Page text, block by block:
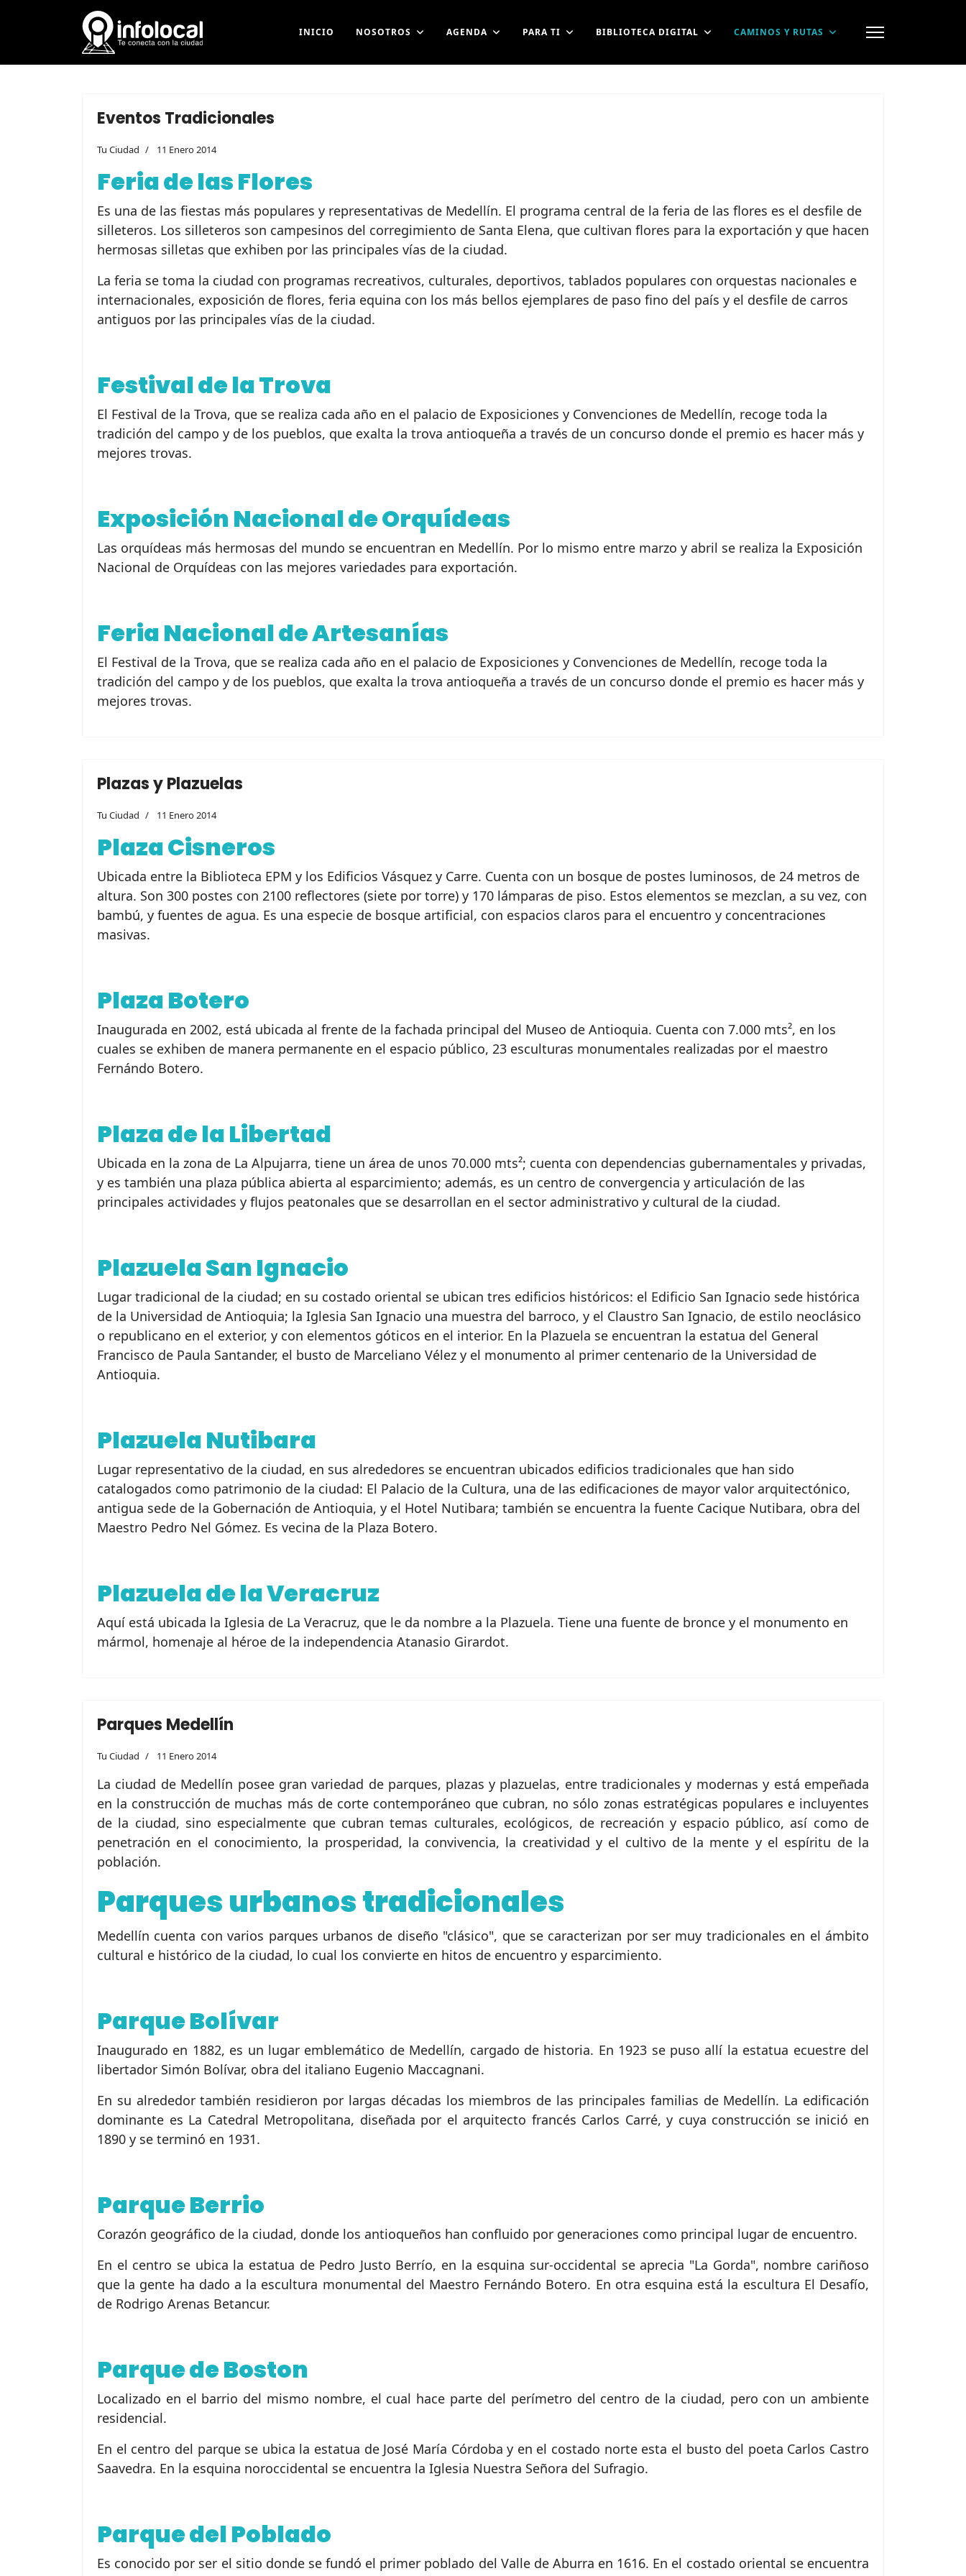
INICIO NOSOTROS AGENDA PARA TI BIBLIOTECA DIGITAL CAMINOS Y RUTAS
Eventos Tradicionales
Tu Ciudad 11 Enero 2014
Feria de las Flores
Es una de las fiestas más populares y representativas de Medellín. El programa central de la feria de las flores es el desfile de
silleteros. Los silleteros son campesinos del corregimiento de Santa Elena, que cultivan flores para la exportación y que hacen
hermosas silletas que exhiben por las principales vías de la ciudad.
La feria se toma la ciudad con programas recreativos, culturales, deportivos, tablados populares con orquestas nacionales e
internacionales, exposición de flores, feria equina con los más bellos ejemplares de paso fino del país y el desfile de carros
antiguos por las principales vías de la ciudad.
Festival de la Trova
El Festival de la Trova, que se realiza cada año en el palacio de Exposiciones y Convenciones de Medellín, recoge toda la
tradición del campo y de los pueblos, que exalta la trova antioqueña a través de un concurso donde el premio es hacer más y
mejores trovas.
Exposición Nacional de Orquídeas
Las orquídeas más hermosas del mundo se encuentran en Medellín. Por lo mismo entre marzo y abril se realiza la Exposición
Nacional de Orquídeas con las mejores variedades para exportación.
Feria Nacional de Artesanías
El Festival de la Trova, que se realiza cada año en el palacio de Exposiciones y Convenciones de Medellín, recoge toda la
tradición del campo y de los pueblos, que exalta la trova antioqueña a través de un concurso donde el premio es hacer más y
mejores trovas.
Plazas y Plazuelas
Tu Ciudad 11 Enero 2014
Plaza Cisneros
Ubicada entre la Biblioteca EPM y los Edificios Vásquez y Carre. Cuenta con un bosque de postes luminosos, de 24 metros de
altura. Son 300 postes con 2100 reflectores (siete por torre) y 170 lámparas de piso. Estos elementos se mezclan, a su vez, con
bambú, y fuentes de agua. Es una especie de bosque artificial, con espacios claros para el encuentro y concentraciones
masivas.
Plaza Botero
Inaugurada en 2002, está ubicada al frente de la fachada principal del Museo de Antioquia. Cuenta con 7.000 mts², en los
cuales se exhiben de manera permanente en el espacio público, 23 esculturas monumentales realizadas por el maestro
Fernándo Botero.
Plaza de la Libertad
Ubicada en la zona de La Alpujarra, tiene un área de unos 70.000 mts²; cuenta con dependencias gubernamentales y privadas,
y es también una plaza pública abierta al esparcimiento; además, es un centro de convergencia y articulación de las
principales actividades y flujos peatonales que se desarrollan en el sector administrativo y cultural de la ciudad.
Plazuela San Ignacio
Lugar tradicional de la ciudad; en su costado oriental se ubican tres edificios históricos: el Edificio San Ignacio sede histórica
de la Universidad de Antioquia; la Iglesia San Ignacio una muestra del barroco, y el Claustro San Ignacio, de estilo neoclásico
o republicano en el exterior, y con elementos góticos en el interior. En la Plazuela se encuentran la estatua del General
Francisco de Paula Santander, el busto de Marceliano Vélez y el monumento al primer centenario de la Universidad de
Antioquia.
Plazuela Nutibara
Lugar representativo de la ciudad, en sus alrededores se encuentran ubicados edificios tradicionales que han sido
catalogados como patrimonio de la ciudad: El Palacio de la Cultura, una de las edificaciones de mayor valor arquitectónico,
antigua sede de la Gobernación de Antioquia, y el Hotel Nutibara; también se encuentra la fuente Cacique Nutibara, obra del
Maestro Pedro Nel Gómez. Es vecina de la Plaza Botero.
Plazuela de la Veracruz
Aquí está ubicada la Iglesia de La Veracruz, que le da nombre a la Plazuela. Tiene una fuente de bronce y el monumento en
mármol, homenaje al héroe de la independencia Atanasio Girardot.
Parques Medellín
Tu Ciudad 11 Enero 2014
La ciudad de Medellín posee gran variedad de parques, plazas y plazuelas, entre tradicionales y modernas y está empeñada
en la construcción de muchas más de corte contemporáneo que cubran, no sólo zonas estratégicas populares e incluyentes
de la ciudad, sino especialmente que cubran temas culturales, ecológicos, de recreación y espacio público, así como de
penetración en el conocimiento, la prosperidad, la convivencia, la creatividad y el cultivo de la mente y el espíritu de la
población.
Parques urbanos tradicionales
Medellín cuenta con varios parques urbanos de diseño "clásico", que se caracterizan por ser muy tradicionales en el ámbito
cultural e histórico de la ciudad, lo cual los convierte en hitos de encuentro y esparcimiento.
Parque Bolívar
Inaugurado en 1882, es un lugar emblemático de Medellín, cargado de historia. En 1923 se puso allí la estatua ecuestre del
libertador Simón Bolívar, obra del italiano Eugenio Maccagnani.
En su alrededor también residieron por largas décadas los miembros de las principales familias de Medellín. La edificación
dominante es La Catedral Metropolitana, diseñada por el arquitecto francés Carlos Carré, y cuya construcción se inició en
1890 y se terminó en 1931.
Parque Berrio
Corazón geográfico de la ciudad, donde los antioqueños han confluido por generaciones como principal lugar de encuentro.
En el centro se ubica la estatua de Pedro Justo Berrío, en la esquina sur-occidental se aprecia "La Gorda", nombre cariñoso
que la gente ha dado a la escultura monumental del Maestro Fernándo Botero. En otra esquina está la escultura El Desafío,
de Rodrigo Arenas Betancur.
Parque de Boston
Localizado en el barrio del mismo nombre, el cual hace parte del perímetro del centro de la ciudad, pero con un ambiente
residencial.
En el centro del parque se ubica la estatua de José María Córdoba y en el costado norte esta el busto del poeta Carlos Castro
Saavedra. En la esquina noroccidental se encuentra la Iglesia Nuestra Señora del Sufragio.
Parque del Poblado
Es conocido por ser el sitio donde se fundó el primer poblado del Valle de Aburra en 1616. En el costado oriental se encuentra